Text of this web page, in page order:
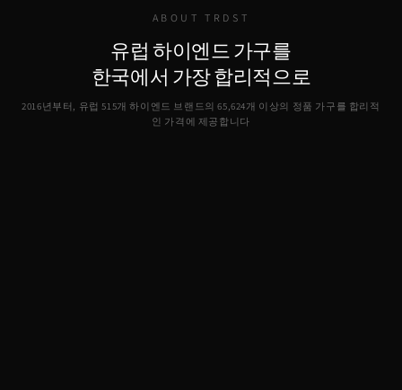
ABOUT TRDST
유럽 하이엔드 가구를
한국에서 가장 합리적으로
2016년부터, 유럽 515개 하이엔드 브랜드의65,624개 이상의 정품 가구를 합리적
인 가격에 제공합니다